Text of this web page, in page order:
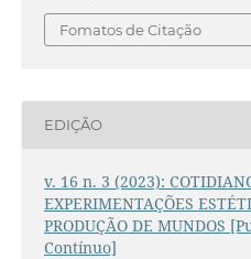
Fomatos de Citação
EDIÇÃO
v. 16 n. 3 (2023):
EXPERIMENTAÇÕES
PRODUÇÃO DE MUNDOS
Contínuo]